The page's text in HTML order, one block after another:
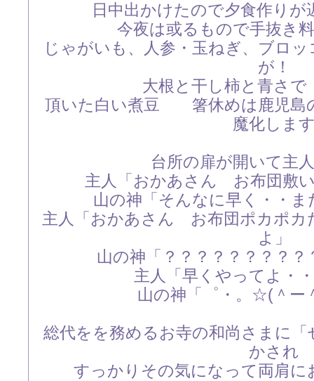
日中出かけたので夕食作り
今夜は或るもので手抜き
じゃがいも、人参・玉ねぎ、ブロ
が！
大根と干し柿と青さで
頂いた白い煮豆 箸休めは鹿児島
魔化しま
台所の扉が開いて主
主人「おかあさん お布団敷
山の神「そんなに早く・・ま
主人「おかあさん お布団ポカポ
よ」
山の神「？？？？？？？？？
主人「早くやってよ・
山の神「゜・。☆(＾ー
総代をを務めるお寺の和尚さまに
かされ
すっかりその気になって両肩